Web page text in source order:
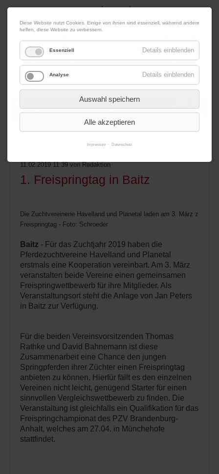
07. August 2026 Impressum|Kontakt|Datenschutz
Werbung
11.02.2019 11:39 von Redaktion
1. Freispringtag in Baitz
Die Zuchtvereinene Havelland und Planetal laden am 3. März zu
Freispringtag - Foto: Schroeder
Baitz - Für das Zuchtjahr 2019 haben die
Pferdezuchtvereine Havelland und Planetal
erstmals eine Kooperation vereinbart. Am 3. März
veranstalten beide Vereine einen gemeinsamen
Freispringwettbewerb für ihre Mitglieder. Als
Veranstaltungsort steht die Anlage von Jan Peters
in Baitz zur Verfügung.
Für die beiden Vereinsvorsitzenden Thomas
Rathke und David Bahnemann ist diese
Zusammenarbeit eine Chance den jungen
Springpferden ihrer Züchter einen Freispringtag
anbieten zu können. Hierfür fällt es den einzelnen
Vereinen nicht leicht, genügend Starter für einen
sinnvollen Vergleichswettbewerb zu finden. Die
Veranstaltung ist gleichfalls ein Qualifikation für das
Freispringchampionat des PZV Brandenburg-
Anhalt, welches am 27.04. in Münchehofe
stattfindet.
Diese Website nutzt Cookies. Einige von ihnen sind essenziell, während andere
helfen, diese Website zu verbessern.
Essenziell Details einblenden
Analyse Details einblenden
Auswahl speichern
Alle akzeptieren
Impressum Datenschutz